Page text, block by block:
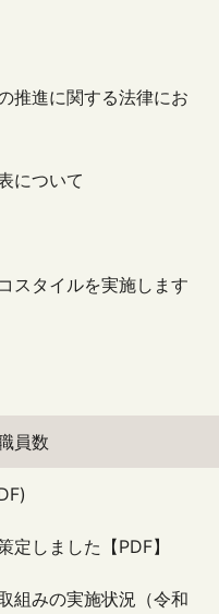
推進に関する法律にお
について
スタイルを実施します
員数
定しました【PDF】
組みの実施状況（令和